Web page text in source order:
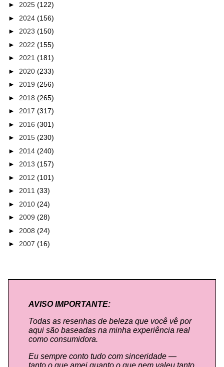
► 2025 (122)
► 2024 (156)
► 2023 (150)
► 2022 (155)
► 2021 (181)
► 2020 (233)
► 2019 (256)
► 2018 (265)
► 2017 (317)
► 2016 (301)
► 2015 (230)
► 2014 (240)
► 2013 (157)
► 2012 (101)
► 2011 (33)
► 2010 (24)
► 2009 (28)
► 2008 (24)
► 2007 (16)
AVISO IMPORTANTE:
Todas as resenhas de beleza que você vê por
aqui são baseadas na minha experiência real
como consumidora.
Eu sempre conto tudo com sinceridade —